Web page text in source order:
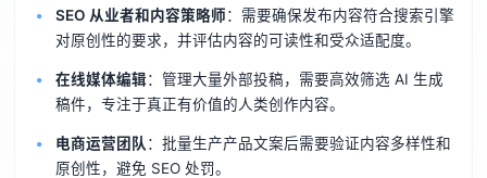
SEO 从业者和内容策略师：需要确保发布内容符合搜索引擎
对原创性的要求，并评估内容的可读性和受众适配度。
在线媒体编辑：管理大量外部投稿，需要高效筛选 AI 生成
稿件，专注于真正有价值的人类创作内容。
电商运营团队 ：批量生产产品文案后需要验证内容多样性和
原创性，避免 SEO 处罚。